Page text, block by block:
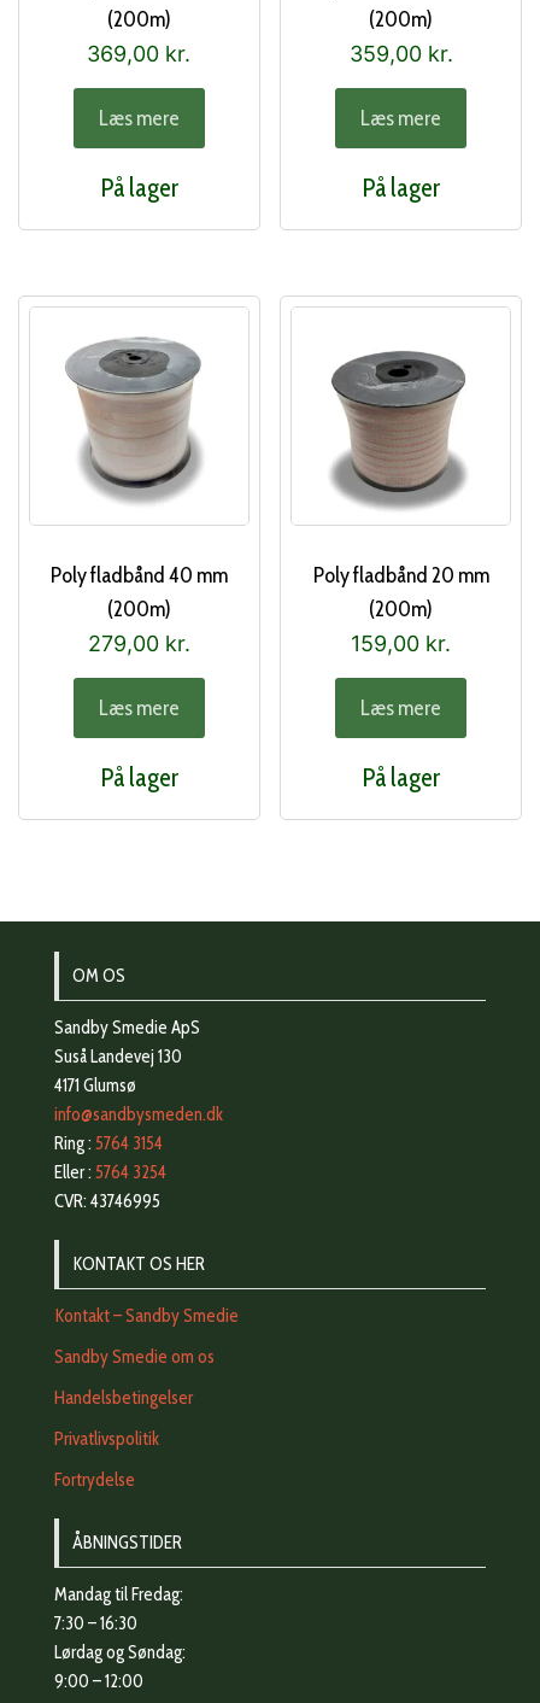
(200m)
369,00 kr.
Læs mere
På lager
(200m)
359,00 kr.
Læs mere
På lager
Poly fladbånd 40 mm
(200m)
279,00 kr.
Læs mere
På lager
Poly fladbånd 20 mm
(200m)
159,00 kr.
Læs mere
På lager
OM OS
Sandby Smedie ApS
Suså Landevej 130
4171 Glumsø
info@sandbysmeden.dk
Ring : 5764 3154
Eller : 5764 3254
CVR: 43746995
KONTAKT OS HER
Kontakt – Sandby Smedie
Sandby Smedie om os
Handelsbetingelser
Privatlivspolitik
Fortrydelse
ÅBNINGSTIDER
Mandag til Fredag:
7:30 – 16:30
Lørdag og Søndag:
9:00 – 12:00